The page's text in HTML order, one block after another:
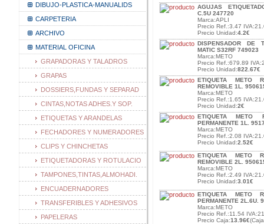
DIBUJO-PLASTICA-MANUALIDS
CARPETERIA
ARCHIVO
MATERIAL OFICINA
GRAPADORAS Y TALADROS
GRAPAS
DOSSIERS,FUNDAS Y SEPARAD
CINTAS,NOTAS ADHES.Y SOP.
ETIQUETAS Y ARANDELAS
FECHADORES Y NUMERADORES
CLIPS Y CHINCHETAS
ETIQUETADORAS Y ROTULACIO
TAMPONES,TINTAS,ALMOHADI.
ENCUADERNADORES
TRANSFERIBLES Y ADHESIVOS
PAPELERAS
AGUJAS
C.5U 247720
Marca:APLI
Precio Ref.:3.47
Precio Unidad:4.2€
DISPENSADOR DE
MATIC S32RF 749023
Marca:METO
Precio Ref.:679.89
Precio Unidad:822.67€
ETIQUETA METO
REMOVIBLE 1L.
Marca:METO
Precio Ref.:1.65
Precio Unidad:2€
ETIQUETA METO
PERMANENTE 1L.
Marca:METO
Precio Ref.:2.08
Precio Unidad:2.52€
ETIQUETA METO
REMOVIBLE 2L.
Marca:METO
Precio Ref.:2.49
Precio Unidad:3.01€
ETIQUETA METO
PERMANENTE 2L.6U.
Marca:METO
Precio Ref.:11.54
Precio Caja:13.96€